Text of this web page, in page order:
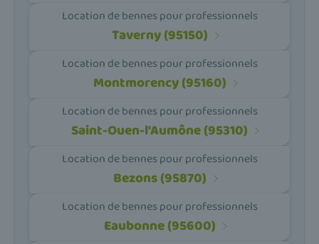
Location de bennes pour professionnels
Taverny (95150)
Location de bennes pour professionnels
Montmorency (95160)
Location de bennes pour professionnels
Saint-Ouen-l'Aumône (95310)
Location de bennes pour professionnels
Bezons (95870)
Location de bennes pour professionnels
Eaubonne (95600)